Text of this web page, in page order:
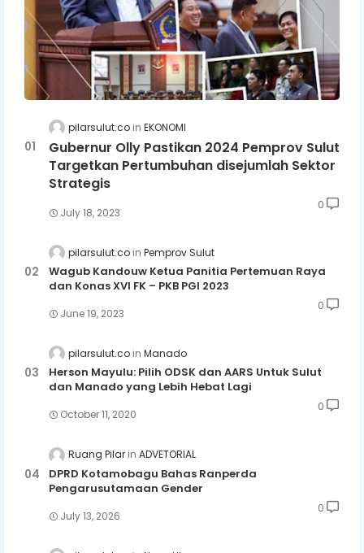
pilarsulut.co EKONOMI
Gubernur Olly Pastikan 2024 Pemprov Sulut
Targetkan Pertumbuhan disejumlah Sektor
Strategis
July 18, 2023
0
pilarsulut.co Pemprov Sulut
Wagub Kandouw Ketua Panitia Pertemuan Raya
dan Konas XVI FK – PKB PGI 2023
June 19, 2023
0
pilarsulut.co Manado
Herson Mayulu: Pilih ODSK dan AARS Untuk Sulut
dan Manado yang Lebih Hebat Lagi
October 11, 2020
0
Ruang Pilar ADVETORIAL
DPRD Kotamobagu Bahas Ranperda
Pengarusutamaan Gender
July 13, 2026
0